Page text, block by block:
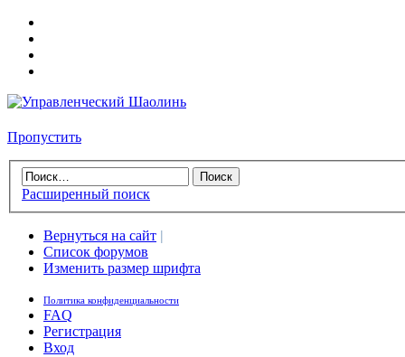
Пропустить
Расширенный поиск
Вернуться на сайт |
Список форумов
Изменить размер шрифта
Политика конфиденциальности
FAQ
Регистрация
Вход